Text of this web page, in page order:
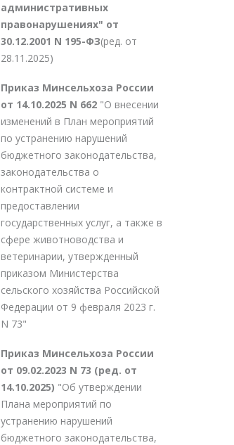
административных
правонарушениях" от
30.12.2001 N 195-ФЗ(ред. от
28.11.2025)
Приказ Минсельхоза России
от 14.10.2025 N 662 "О внесении
изменений в План мероприятий
по устранению нарушений
бюджетного законодательства,
законодательства о
контрактной системе и
предоставлении
государственных услуг, а также в
сфере животноводства и
ветеринарии, утвержденный
приказом Министерства
сельского хозяйства Российской
Федерации от 9 февраля 2023 г.
N 73"
Приказ Минсельхоза России
от 09.02.2023 N 73 (ред. от
14.10.2025) "Об утверждении
Плана мероприятий по
устранению нарушений
бюджетного законодательства,